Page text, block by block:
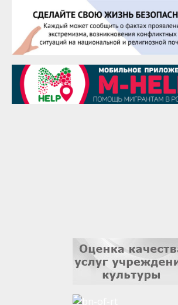
28 августа
Чингиз Мустафаев
29 августа
Надежда Рослова
1 сентября
Гали Хасанов